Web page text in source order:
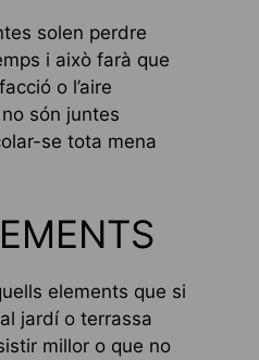
solen perdre
i això farà que
o l’aire
són juntes
se tota mena
elements que si
jardí o terrassa
millor o que no